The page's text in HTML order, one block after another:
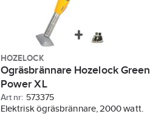
HOZELOCK
Ogräsbrännare Hozelock Green
Power XL
Art nr: 573375
Elektrisk ögräsbrännare, 2000 watt.